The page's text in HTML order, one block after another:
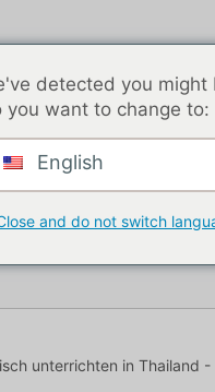
unterrichten in Thailand
detected you
you want to change to:
English
and do not switch